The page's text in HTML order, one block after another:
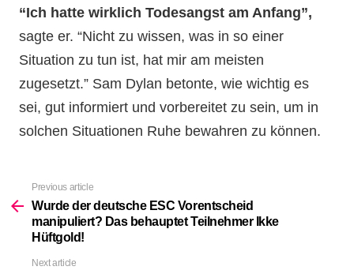
“Ich hatte wirklich Todesangst am Anfang”,
sagte er. “Nicht zu wissen, was in so einer
Situation zu tun ist, hat mir am meisten
zugesetzt.” Sam Dylan betonte, wie wichtig es
sei, gut informiert und vorbereitet zu sein, um in
solchen Situationen Ruhe bewahren zu können.
more
Previous article
Wurde der deutsche ESC Vorentscheid
manipuliert? Das behauptet Teilnehmer Ikke
Hüftgold!
Next article